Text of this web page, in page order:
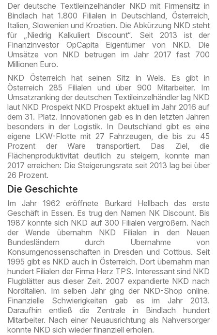
Der deutsche Textileinzelhändler NKD mit Firmensitz in
Bindlach hat 1.800 Filialen in Deutschland, Österreich,
Italien, Slowenien und Kroatien. Die Abkürzung NKD steht
für „Niedrig Kalkuliert Discount“. Seit 2013 ist der
Finanzinvestor OpCapita Eigentümer von NKD. Die
Umsätze von NKD betrugen im Jahr 2017 fast 700
Millionen Euro.
NKD Österreich hat seinen Sitz in Wels. Es gibt in
Österreich 285 Filialen und über 900 Mitarbeiter. Im
Umsatzranking der deutschen Textileinzelhändler lag NKD
laut NKD Prospekt NKD Prospekt aktuell im Jahr 2016 auf
dem 31. Platz. Innovationen gab es in den letzten Jahren
besonders in der Logistik. In Deutschland gibt es eine
eigene LKW-Flotte mit 27 Fahrzeugen, die bis zu 45
Prozent der Ware transportiert. Das Ziel, die
Flächenproduktivität deutlich zu steigern, konnte man
2017 erreichen: Die Steigerungsrate seit 2013 lag bei über
26 Prozent.
Die Geschichte
Im Jahr 1962 eröffnete Burkard Hellbach das erste
Geschäft in Essen. Es trug den Namen NK Discount. Bis
1987 konnte sich NKD auf 300 Filialen vergrößern. Nach
der Wende übernahm NKD Filialen in den Neuen
Bundesländern durch Übernahme von
Konsumgenossenschaften in Dresden und Cottbus. Seit
1995 gibt es NKD auch in Österreich. Dort übernahm man
hundert Filialen der Firma Herz TPS. Interessant sind NKD
Flugblätter aus dieser Zeit. 2007 expandierte NKD nach
Norditalien. Im selben Jahr ging der NKD-Shop online.
Finanzielle Schwierigkeiten gab es im Jahr 2013.
Daraufhin entließ die Zentrale in Bindlach hundert
Mitarbeiter. Nach einer Neuausrichtung als Nahversorger
konnte NKD sich wieder finanziell erholen.